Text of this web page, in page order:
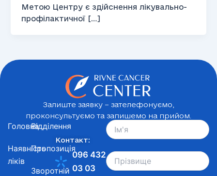
Метою Центру є здійснення лікувально-
профілактичної […]
Залиште заявку – зателефонуємо,
проконсультуємо та запишемо на прийом.
Контакт:
096 432
03 03
Головна
Наявність
ліків
Відділення
Пропозиція
Зворотній